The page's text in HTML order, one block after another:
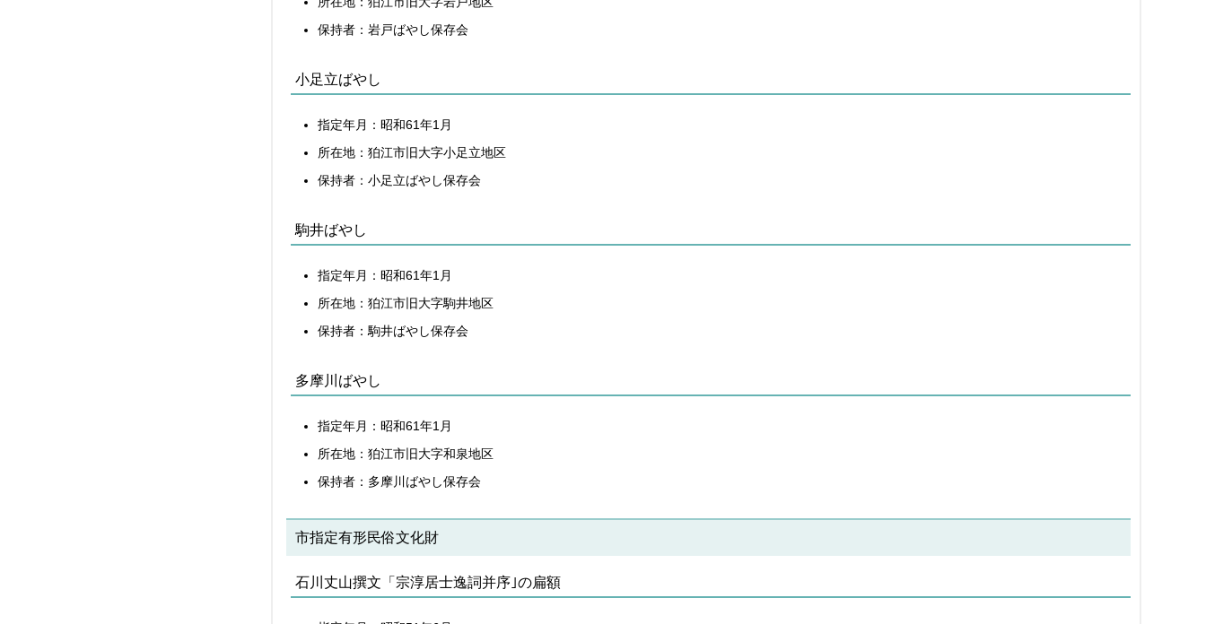
保持者：岩戸ばやし保存会
小足立ばやし
指定年月：昭和61年1月
所在地：狛江市旧大字小足立地区
保持者：小足立ばやし保存会
駒井ばやし
指定年月：昭和61年1月
所在地：狛江市旧大字駒井地区
保持者：駒井ばやし保存会
多摩川ばやし
指定年月：昭和61年1月
所在地：狛江市旧大字和泉地区
保持者：多摩川ばやし保存会
市指定有形民俗文化財
石川丈山撰文「宗淳居士逸詞并序｣の扁額